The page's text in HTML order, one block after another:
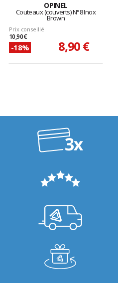
OPINEL
Couteaux (couverts) N°8 Inox
Brown
Prix conseillé
10,90 €
-18% 8,90 €